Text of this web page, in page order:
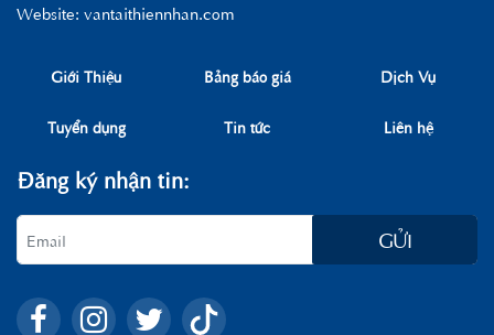
Website: vantaithiennhan.com
Giới Thiệu Bảng báo giá Dịch Vụ
Tuyển dụng Tin tức Liên hệ
Đăng ký nhận tin:
GỬI